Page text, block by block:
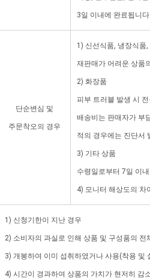
3일 이내에 완료됩니
단순변심 및
주문착오의 경우
1) 신선식품, 냉장식품
재판매가 어려운 상품
2) 화장품
피부 트러블 발생 시
배송비는 판매자가 부
적의 경우에는 진단서
3) 기타 상품
수령일로부터 7일 이
4) 모니터 해상도의 차
1) 신청기한이 지난 경우
2) 소비자의 과실로 인해 상품 및 구성품의
3) 개봉하여 이미 섭취하였거나 사용(착용 및
4) 시간이 경과하여 상품의 가치가 현저히 감